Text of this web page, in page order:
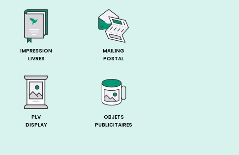
IMPRESSION
LIVRES
MAILING
POSTAL
PLV
DISPLAY
OBJETS
PUBLICITAIRES